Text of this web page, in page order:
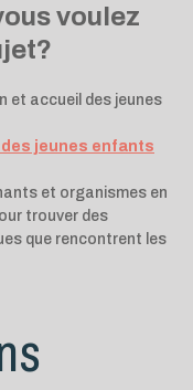
voulez
et accueil des jeunes
jeunes enfants
et organismes en
trouver des
que rencontrent les